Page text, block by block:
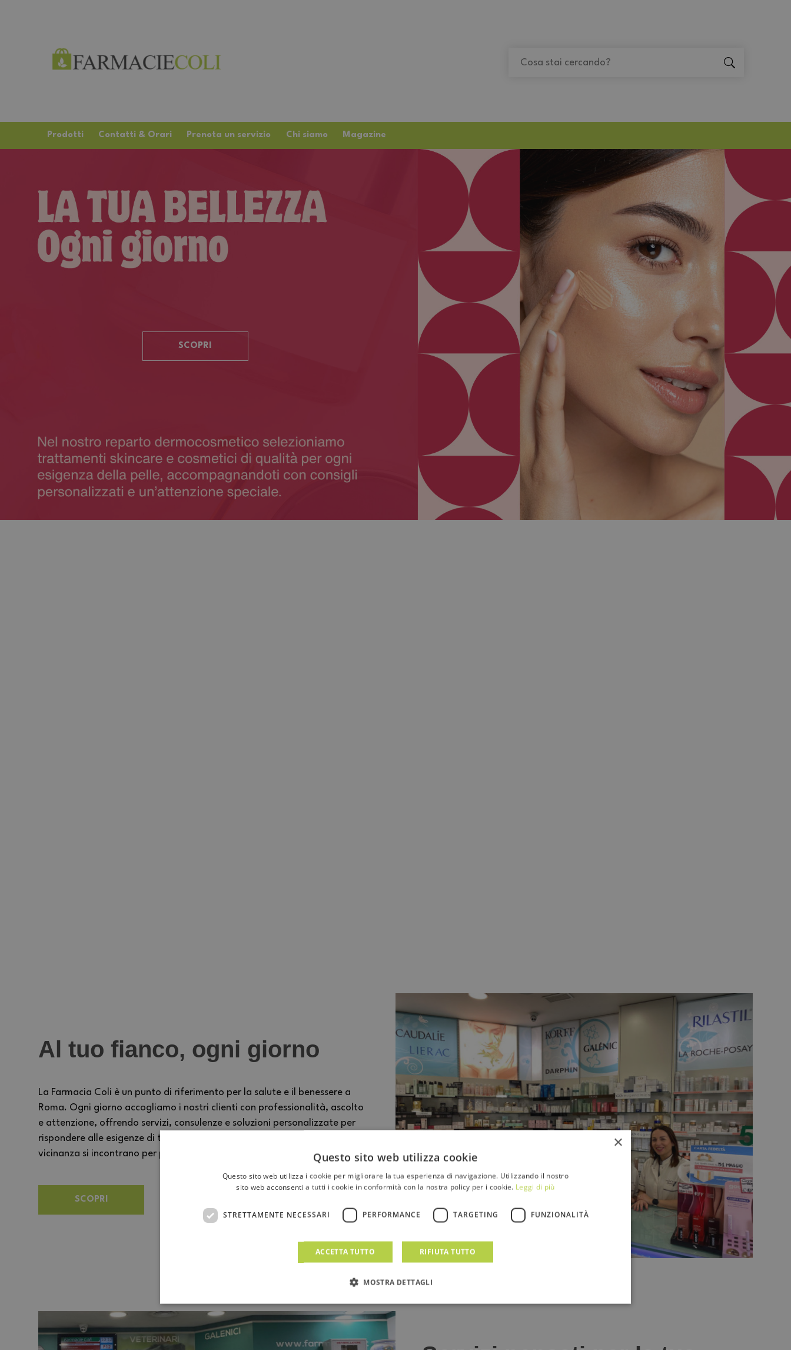
"Cerca
Prodotti Contatti & Orari Prenota un servizio Chi siamo Magazine
SCOPRI
Al tuo fianco, ogni giorno
La Farmacia Coli è un punto di riferimento per la salute e il benessere a
Roma. Ogni giorno accogliamo i nostri clienti con professionalità, ascolto
e attenzione, offrendo servizi, consulenze e soluzioni personalizzate per
rispondere alle esigenze di tutta la famiglia. Un luogo dove competenza e
vicinanza si incontrano per prendersi cura delle persone.
SCOPRI
×
Questo sito web utilizza cookie
Questo sito web utilizza i cookie per migliorare la tua esperienza di navigazione. Utilizzando il nostro
sito web acconsenti a tutti i cookie in conformità con la nostra policy per i cookie. Leggi di più
STRETTAMENTE NECESSARI PERFORMANCE TARGETING FUNZIONALITÀ
ACCETTA TUTTO RIFIUTA TUTTO
MOSTRA DETTAGLI